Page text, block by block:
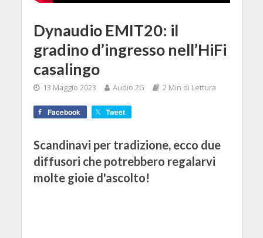
Dynaudio EMIT20: il
gradino d’ingresso nell’HiFi
casalingo
13 Maggio 2023 Audio 2G 2 Min di Lettura
Facebook Tweet
Scandinavi per tradizione, ecco due
diffusori che potrebbero regalarvi
molte gioie d'ascolto!